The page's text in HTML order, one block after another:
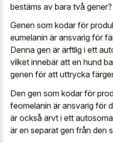
bestäms av bara två gener?
Genen som kodar för
eumelanin är ansvarig för
Denna gen är ärftlig i ett
vilket innebär att en hund
genen för att uttrycka
Den gen som kodar för
feomelanin är ansvarig för
är också ärvt i ett
är en separat gen från den